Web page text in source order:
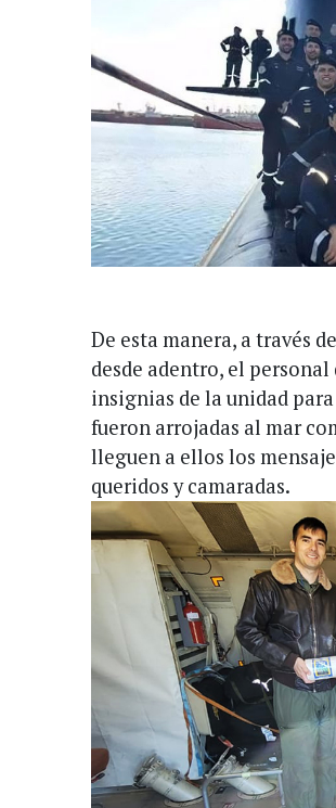
De esta manera, a través
desde adentro, el
insignias de la unidad
fueron arrojadas al mar
lleguen a ellos los
queridos y camaradas.